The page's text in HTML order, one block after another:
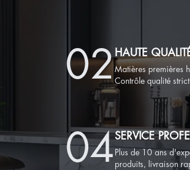
02HAUTE
Matières premières
Contrôle qualité strict
04SERVICE
Plus de 10 ans
produits, livraison